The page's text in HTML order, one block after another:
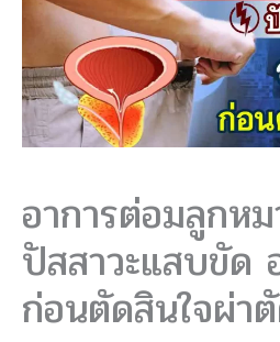
อาการต่อมลูกห
ปัสสาวะแสบขัด
ก่อนตัดสินใจผ่า